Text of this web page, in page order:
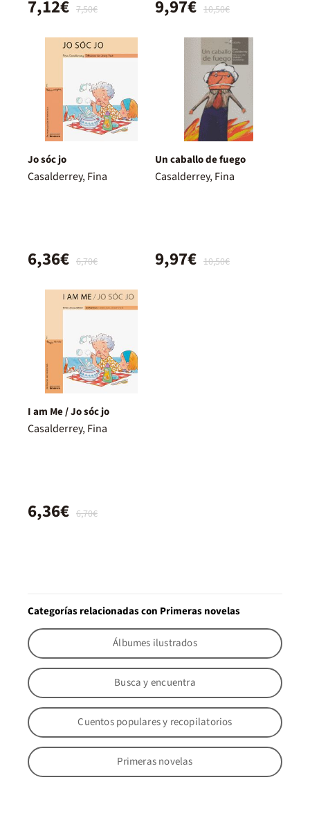
7,50€
7,12€ 10,50€
9,97€
Jo sóc jo
Casalderrey, Fina
6,70€
6,36€
Un caballo de fuego
Casalderrey, Fina
10,50€
9,97€
I am Me / Jo sóc jo
Casalderrey, Fina
6,70€
6,36€
Categorías relacionadas con Primeras novelas
Álbumes ilustrados
Busca y encuentra
Cuentos populares y recopilatorios
Primeras novelas